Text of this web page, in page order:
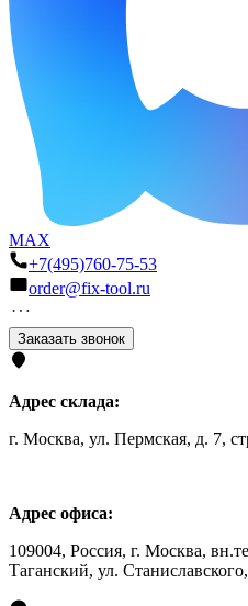
MAX
+7(495)760-75-53
order@fix-tool.ru
Заказать звонок
Адрес склада:
г. Москва, ул. Пермская, д. 7,
Адрес офиса:
109004, Россия, г. Москва,
Таганский, ул.